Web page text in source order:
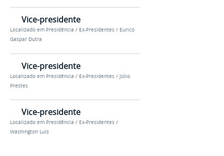
Vice-presidente
Localizado em Presidência / Ex-Presidentes / Eurico
Gaspar Dutra
Vice-presidente
Localizado em Presidência / Ex-Presidentes / Júlio
Prestes
Vice-presidente
Localizado em Presidência / Ex-Presidentes /
Washington Luís